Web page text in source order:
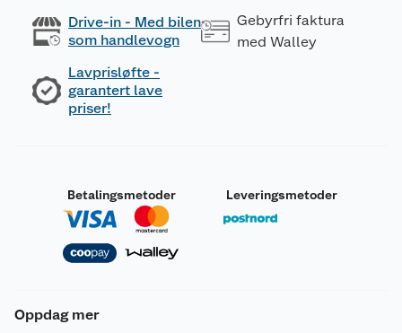
Drive-in - Med bilen
som handlevogn
Gebyrfri faktura
med Walley
Lavprisløfte -
garantert lave
priser!
Betalingsmetoder Leveringsmetoder
Oppdag mer